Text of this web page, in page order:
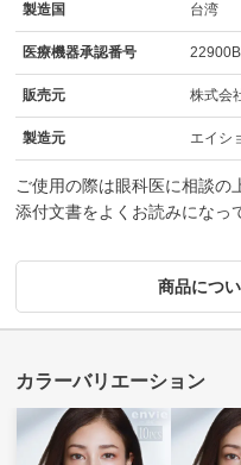
製造国 台湾
医療機器承認番号
販売元 株式会
製造元 エイシ
ご使用の際は眼科医に相談の
添付文書をよくお読みになっ
商品につ